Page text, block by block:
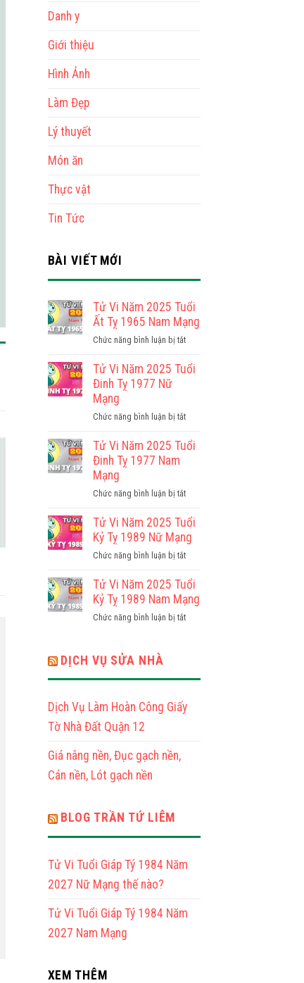
Danh y
Giới thiệu
Hình Ảnh
Làm Đẹp
Lý thuyết
Món ăn
Thực vật
Tin Tức
BÀI VIẾT MỚI
Tử Vi Năm 2025 Tuổi
Ất Tỵ 1965 Nam Mạng
Chức năng bình luận bị tắtở
Vi
Ất
1965
Tử Vi Năm 2025 Tuổi
Đinh Tỵ 1977 Nữ
Mạng
Chức năng bình luận bị tắtở
Vi
Đinh
1977
Nữ
Mạng
Tử Vi Năm 2025 Tuổi
Đinh Tỵ 1977 Nam
Mạng
Chức năng bình luận bị tắtở
Vi
Năm
2025
Tuổi
Tỵ
1977
Nam
Tử Vi Năm 2025 Tuổi
Kỷ Tỵ 1989 Nữ Mạng
Chức năng bình luận bị tắtở
Vi
Năm
2025
Tuổi
Tử Vi Năm 2025 Tuổi
Kỷ Tỵ 1989 Nam Mạng
Chức năng bình luận bị tắtở
Tỵ
DỊCH VỤ SỬA NHÀ
Dịch Vụ Làm Hoàn Công Giấy
Tờ Nhà Đất Quận 12
Giá nâng nền, Đục gạch nền,
Cán nền, Lót gạch nền
BLOG TRẦN TỨ LIÊM
Tử Vi Tuổi Giáp Tý 1984 Năm
2027 Nữ Mạng thế nào?
Tử Vi Tuổi Giáp Tý 1984 Năm
2027 Nam Mạng
XEM THÊM